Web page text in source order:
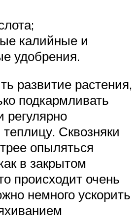
калийные и
удобрения.
развитие растения,
подкармливать
регулярно
Сквозняки
опыляться
в закрытом
происходит очень
немного ускорить